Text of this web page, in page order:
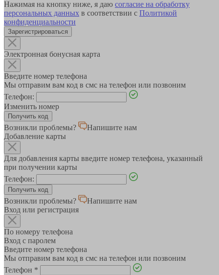
Нажимая на кнопку ниже, я даю согласие на обработку
персональных данных в соответствии с Политикой
конфиденциальности
Зарегистрироваться
Электронная бонусная карта
Введите номер телефона
Мы отправим вам код в смс на телефон или позвоним
Телефон:
Изменить номер
Возникли проблемы?
Напишите нам
Добавление карты
Для добавления карты введите номер телефона, указанный
при получении карты
Телефон:
Возникли проблемы?
Напишите нам
Вход или регистрация
По номеру телефона
Вход с паролем
Введите номер телефона
Мы отправим вам код в смс на телефон или позвоним
Телефон *